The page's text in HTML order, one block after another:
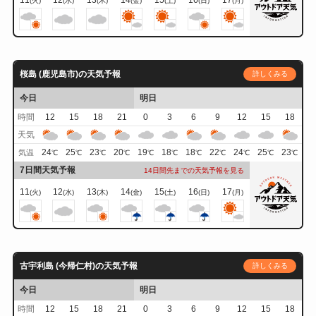
桜島 (鹿児島市)の天気予報 詳しくみる
今日
明日
時間
12 15 18 21 0 3 6 9 12 15
18
天気
気温 24℃ 25℃ 23℃ 20℃ 19℃ 18℃ 18℃ 22℃ 24℃ 25℃ 23℃
7日間天気予報 14日間先までの天気予報を見る
11(火) 12(水) 13(木) 14(金) 15(土) 16(日) 17(月)
古宇利島 (今帰仁村)の天気予報 詳しくみる
今日
明日
時間
12 15 18 21 0 3 6 9 12 15 18